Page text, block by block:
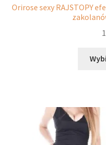
Orirose sexy RAJSTOPY